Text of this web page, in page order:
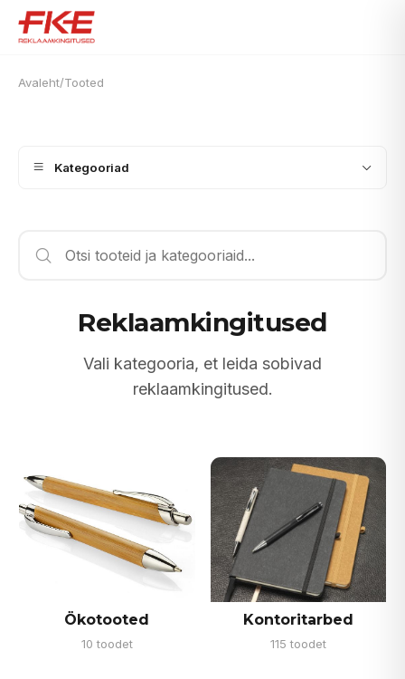
Avaleht/Tooted
Kategooriad
Reklaamkingitused
Vali kategooria, et leida sobivad
reklaamkingitused.
Ökotooted
10 toodet
Kontoritarbed
115 toodet